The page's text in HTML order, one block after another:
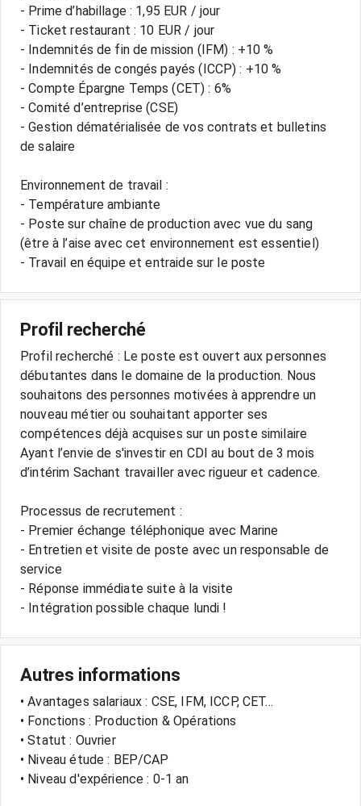
- Prime d’habillage : 1,95 EUR / jour
- Ticket restaurant : 10 EUR / jour
- Indemnités de fin de mission (IFM) : +10 %
- Indemnités de congés payés (ICCP) : +10 %
- Compte Épargne Temps (CET) : 6%
- Comité d’entreprise (CSE)
- Gestion dématérialisée de vos contrats et bulletins
de salaire
Environnement de travail :
- Température ambiante
- Poste sur chaîne de production avec vue du sang
(être à l’aise avec cet environnement est essentiel)
- Travail en équipe et entraide sur le poste
Profil recherché
Profil recherché : Le poste est ouvert aux personnes
débutantes dans le domaine de la production. Nous
souhaitons des personnes motivées à apprendre un
nouveau métier ou souhaitant apporter ses
compétences déjà acquises sur un poste similaire
Ayant l’envie de s'investir en CDI au bout de 3 mois
d’intérim Sachant travailler avec rigueur et cadence.
Processus de recrutement :
- Premier échange téléphonique avec Marine
- Entretien et visite de poste avec un responsable de
service
- Réponse immédiate suite à la visite
- Intégration possible chaque lundi !
Autres informations
• Avantages salariaux : CSE, IFM, ICCP, CET...
• Fonctions : Production & Opérations
• Statut : Ouvrier
• Niveau étude : BEP/CAP
• Niveau d'expérience : 0-1 an